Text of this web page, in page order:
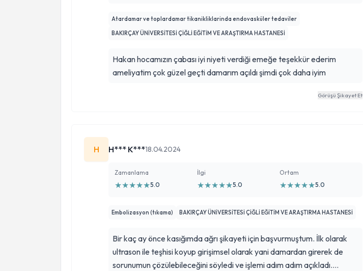
Atardamar ve toplardamar tikanikliklarinda endovasküler tedaviler
BAKIRÇAY ÜNİVERSİTESİ ÇİĞLİ EĞİTİM VE ARAŞTIRMA HASTANESİ
Hakan hocamızın çabası iyi niyeti verdiği emeğe teşekkür ederim
ameliyatim çok güzel geçti damarım açıldı şimdi çok daha iyim
Görüşü Şikayet Et
H H*** K***18.04.2024
Zamanlama
★★★★★5.0
İlgi
★★★★★5.0
Ortam
★★★★★5.0
Embolizasyon (tıkama) BAKIRÇAY ÜNİVERSİTESİ ÇİĞLİ EĞİTİM VE ARAŞTIRMA HASTANESİ
Bir kaç ay önce kasığımda ağrı şikayeti için başvurmuştum. İlk olarak
ultrason ile teşhisi koyup girişimsel olarak yani damardan girerek de
sorunumun çözülebileceğini söyledi ve işlemi adım adım açıkladı.